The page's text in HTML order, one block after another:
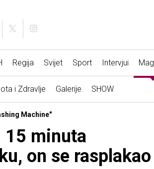
Regija Svijet Sport Intervjui
i Zdravlje Galerije SHOW
Machine"
15 minuta
on se rasplakao